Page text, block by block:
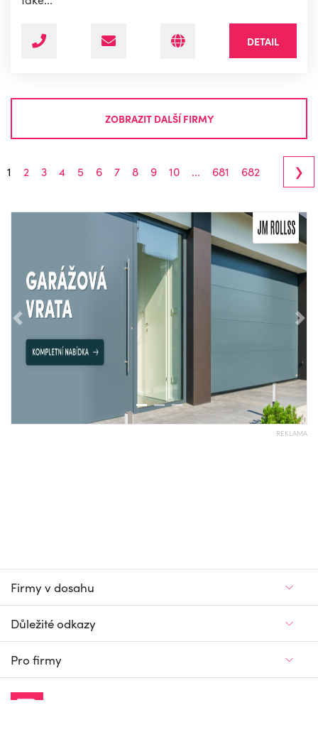
DETAIL
ZOBRAZIT DALŠÍ FIRMY
1 2 3 4 5 6 7 8 9 10 ... 681 682 ›
Předchozí
REKLAMA
Firmy v dosahu
Důležité odkazy
Pro firmy